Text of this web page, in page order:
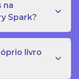
na
Spark?
livro